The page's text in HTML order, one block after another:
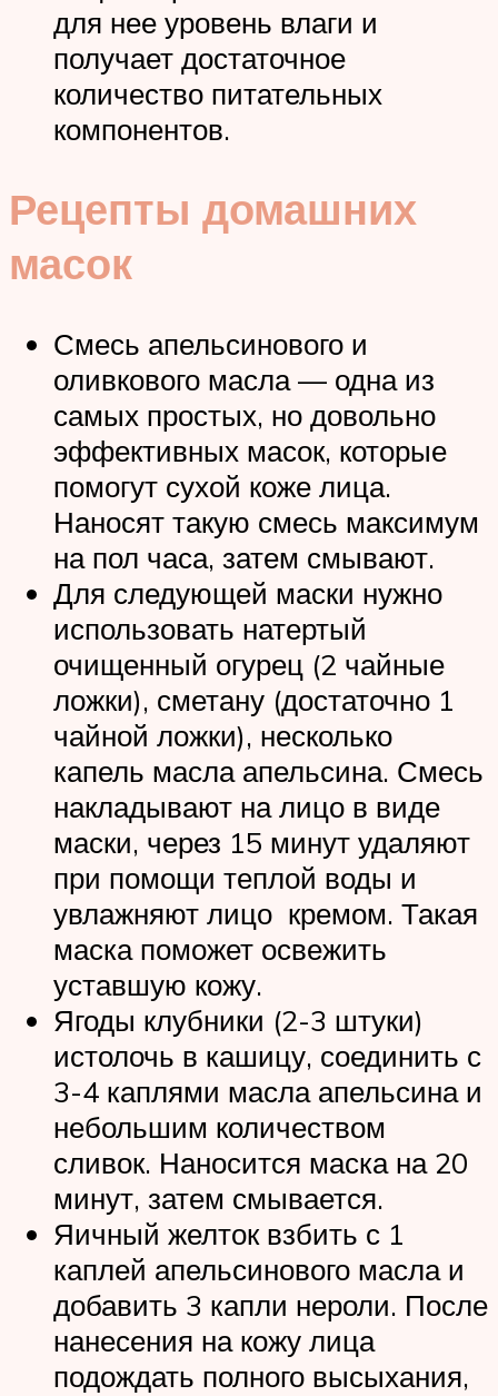
для нее уровень влаги и
получает достаточное
количество питательных
компонентов.
Рецепты домашних
масок
Смесь апельсинового и
оливкового масла — одна из
самых простых, но довольно
эффективных масок, которые
помогут сухой коже лица.
Наносят такую смесь максимум
на пол часа, затем смывают.
Для следующей маски нужно
использовать натертый
очищенный огурец (2 чайные
ложки), сметану (достаточно 1
чайной ложки), несколько
капель масла апельсина. Смесь
накладывают на лицо в виде
маски, через 15 минут удаляют
при помощи теплой воды и
увлажняют лицо кремом. Такая
маска поможет освежить
уставшую кожу.
Ягоды клубники (2-3 штуки)
истолочь в кашицу, соединить с
3-4 каплями масла апельсина и
небольшим количеством
сливок. Наносится маска на 20
минут, затем смывается.
Яичный желток взбить с 1
каплей апельсинового масла и
добавить 3 капли нероли. После
нанесения на кожу лица
подождать полного высыхания,